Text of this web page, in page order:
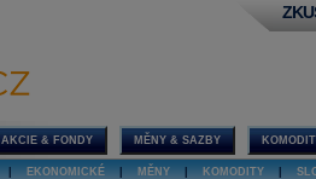
AKCIE & FONDY MĚNY & SAZBY
EKONOMICKÉ MĚNY KOMODITY